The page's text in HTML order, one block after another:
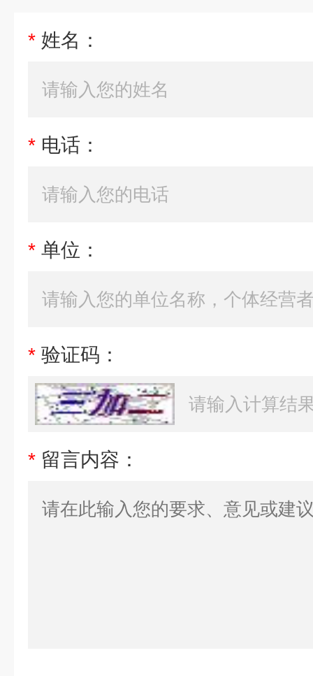
* 姓名：
* 电话：
* 单位：
* 验证码：
* 留言内容：